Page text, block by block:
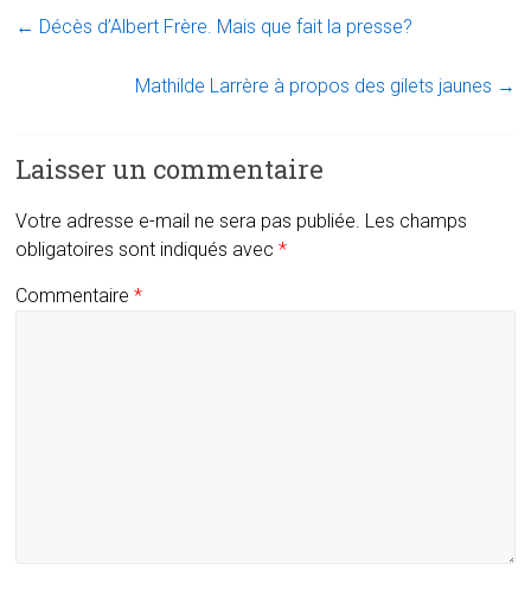
← Décès d’Albert Frère. Mais que fait la presse?
Mathilde Larrère à propos des gilets jaunes →
Laisser un commentaire
Votre adresse e-mail ne sera pas publiée. Les champs
obligatoires sont indiqués avec*
Commentaire*